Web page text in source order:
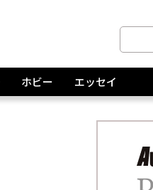
ホビー エッセイ